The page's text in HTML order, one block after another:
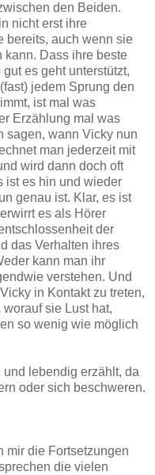
den Beiden.
nicht erst ihre
bereits, auch wenn sie
kann. Dass ihre beste
es geht unterstützt,
jedem Sprung den
ist mal was
Erzählung mal was
sagen, wann Vicky nun
man jederzeit mit
wird dann doch oft
ist es hin und wieder
genau ist. Klar, es ist
es als Hörer
der
das Verhalten ihres
kann man ihr
verstehen. Und
in Kontakt zu treten,
sie Lust hat,
so wenig wie möglich
lebendig erzählt, da
oder sich beschweren.
mir die Fortsetzungen
die vielen